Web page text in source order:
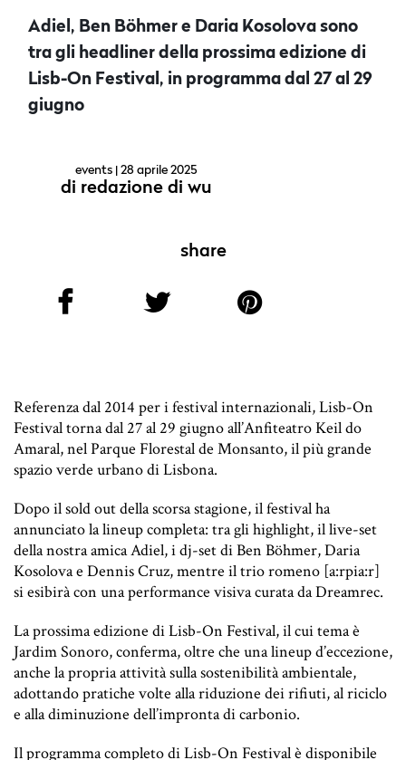
Adiel, Ben Böhmer e Daria Kosolova sono
tra gli headliner della prossima edizione di
Lisb-On Festival, in programma dal 27 al 29
giugno
events | 28 aprile 2025
di redazione di wu
share
Referenza dal 2014 per i festival internazionali, Lisb-On
Festival torna dal 27 al 29 giugno all’Anfiteatro Keil do
Amaral, nel Parque Florestal de Monsanto, il più grande
spazio verde urbano di Lisbona.
Dopo il sold out della scorsa stagione, il festival ha
annunciato la lineup completa: tra gli highlight, il live-set
della nostra amica Adiel, i dj-set di Ben Böhmer, Daria
Kosolova e Dennis Cruz, mentre il trio romeno [a:rpia:r]
si esibirà con una performance visiva curata da Dreamrec.
La prossima edizione di Lisb-On Festival, il cui tema è
Jardim Sonoro, conferma, oltre che una lineup d’eccezione,
anche la propria attività sulla sostenibilità ambientale,
adottando pratiche volte alla riduzione dei rifiuti, al riciclo
e alla diminuzione dell’impronta di carbonio.
Il programma completo di Lisb-On Festival è disponibile